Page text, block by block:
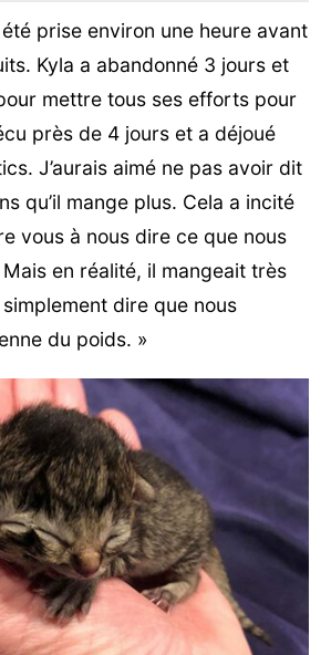
prise environ une heure avant
Kyla a abandonné 3 jours et
mettre tous ses efforts pour
près de 4 jours et a déjoué
J’aurais aimé ne pas avoir dit
qu’il mange plus. Cela a incité
vous à nous dire ce que nous
en réalité, il mangeait très
dire que nous
du poids. »